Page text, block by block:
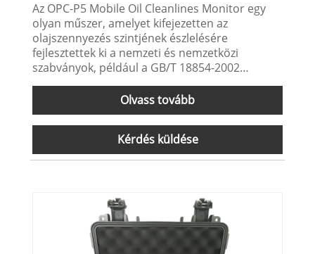
Az OPC-P5 Mobile Oil Cleanlines Monitor egy
olyan műszer, amelyet kifejezetten az
olajszennyezés szintjének észlelésére
fejlesztettek ki a nemzeti és nemzetközi
szabványok, például a GB/T 18854-2002
(ISO11171-1999) szerint. Alkalmas
hidraulikaolaj, kenőolaj, palaolaj,
transzformátorolaj (szigetelőolaj), turbinaolaj
(turbinaolaj), hajtóműolaj, motorolaj,
repülőgép-petróleum, vízbázisú hidraulikaolaj,
foszfát-észter olaj és egyéb olajok helyszíni és
Olvass tovább
Kérdés küldése